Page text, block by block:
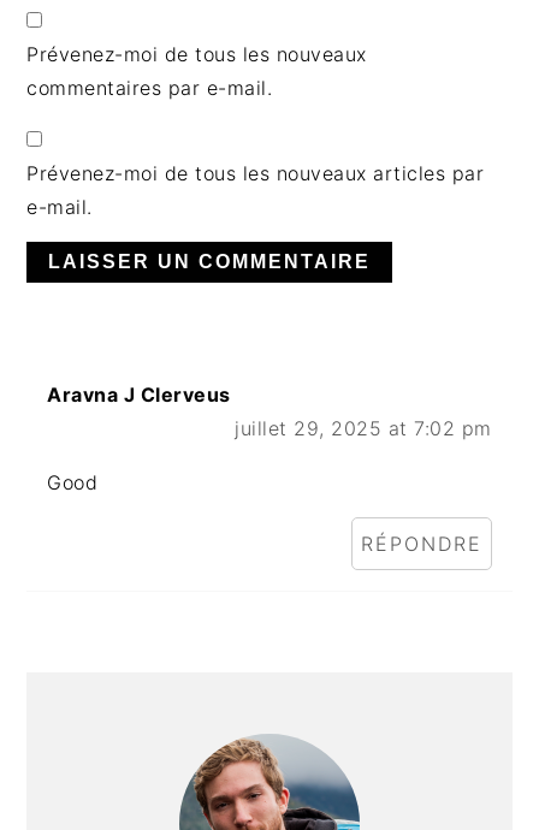
Prévenez-moi de tous les nouveaux
commentaires par e-mail.
Prévenez-moi de tous les nouveaux articles par
e-mail.
Aravna J Clerveus
juillet 29, 2025 at 7:02 pm
Good
RÉPONDRE
PRINCIPALE